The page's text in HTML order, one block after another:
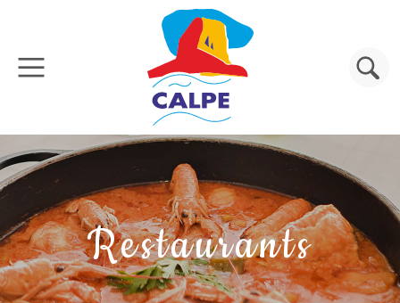
Overslaan en naar de inhoud gaan
Zoeken
Restaurants